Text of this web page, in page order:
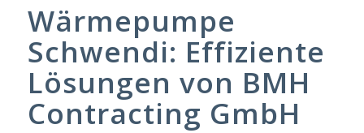
Wärmepumpe
Schwendi: Effiziente
Lösungen von BMH
Contracting GmbH